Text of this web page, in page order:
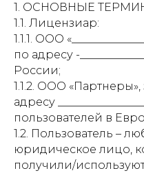
1. ОСНОВНЫЕ
1.1. Лицензиар:
1.1.1. ООО
по адресу -
России;
1.1.2. ООО
адресу
пользователей в
1.2. Пользователь –
юридическое лицо,
получили/